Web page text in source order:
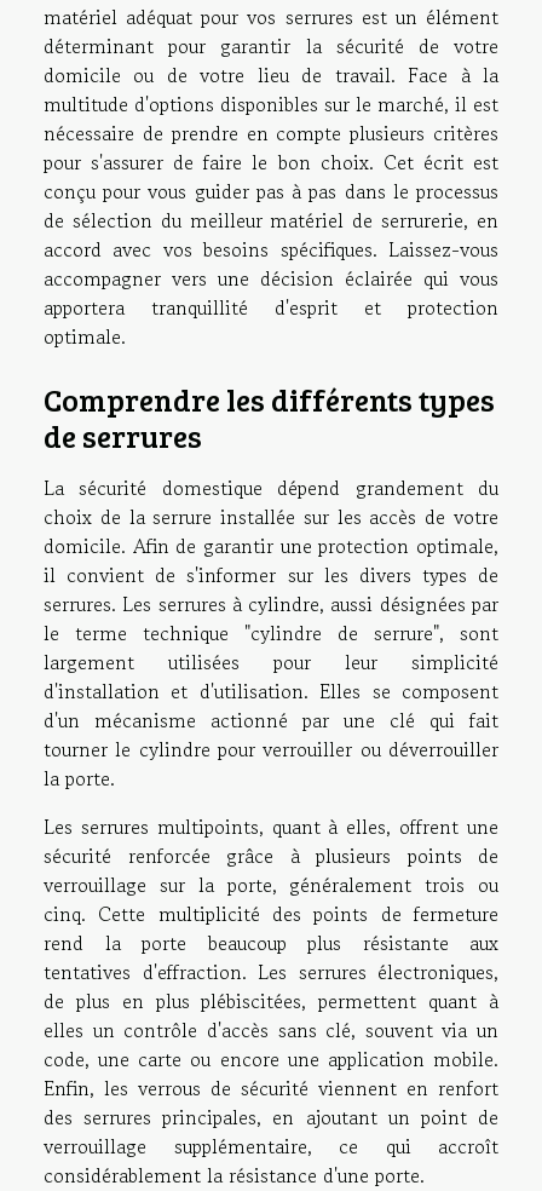
matériel adéquat pour vos serrures est un élément
déterminant pour garantir la sécurité de votre
domicile ou de votre lieu de travail. Face à la
multitude d'options disponibles sur le marché, il est
nécessaire de prendre en compte plusieurs critères
pour s'assurer de faire le bon choix. Cet écrit est
conçu pour vous guider pas à pas dans le processus
de sélection du meilleur matériel de serrurerie, en
accord avec vos besoins spécifiques. Laissez-vous
accompagner vers une décision éclairée qui vous
apportera tranquillité d'esprit et protection
optimale.
Comprendre les différents types
de serrures
La sécurité domestique dépend grandement du
choix de la serrure installée sur les accès de votre
domicile. Afin de garantir une protection optimale,
il convient de s'informer sur les divers types de
serrures. Les serrures à cylindre, aussi désignées par
le terme technique "cylindre de serrure", sont
largement utilisées pour leur simplicité
d'installation et d'utilisation. Elles se composent
d'un mécanisme actionné par une clé qui fait
tourner le cylindre pour verrouiller ou déverrouiller
la porte.
Les serrures multipoints, quant à elles, offrent une
sécurité renforcée grâce à plusieurs points de
verrouillage sur la porte, généralement trois ou
cinq. Cette multiplicité des points de fermeture
rend la porte beaucoup plus résistante aux
tentatives d'effraction. Les serrures électroniques,
de plus en plus plébiscitées, permettent quant à
elles un contrôle d'accès sans clé, souvent via un
code, une carte ou encore une application mobile.
Enfin, les verrous de sécurité viennent en renfort
des serrures principales, en ajoutant un point de
verrouillage supplémentaire, ce qui accroît
considérablement la résistance d'une porte.